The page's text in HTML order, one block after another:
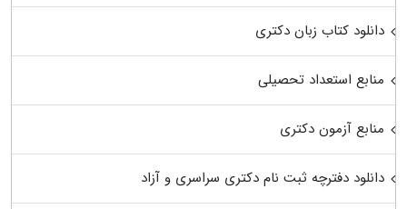
دانلود کتاب زبان دکتری
منابع استعداد تحصیلی
منابع آزمون دکتری
دانلود دفترچه ثبت نام دکتری سراسری و آزاد